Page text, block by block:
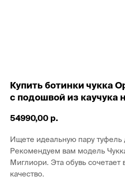
Купить ботинки чукка
с подошвой из каучука
54990,00 р.
Ищете идеальную пару туфель
Рекомендуем вам модель
Миглиори. Эта обувь сочетает
качество.